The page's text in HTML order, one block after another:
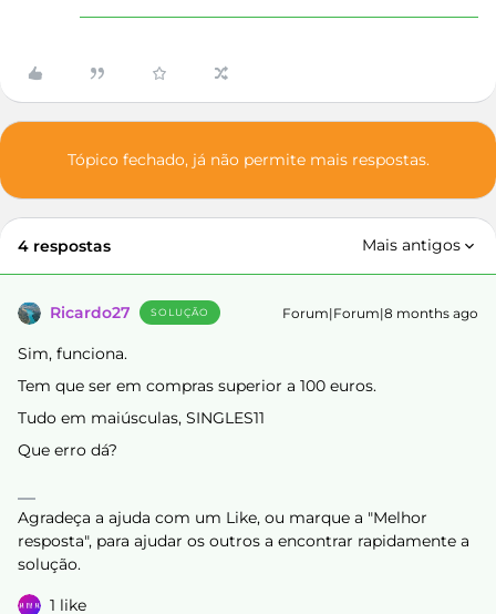
Tópico fechado, já não permite mais respostas.
4 respostas Mais antigos
Ricardo27 SOLUÇÃO Forum|Forum|8 months ago
Sim, funciona.
Tem que ser em compras superior a 100 euros.
Tudo em maiúsculas, SINGLES11
Que erro dá?
Agradeça a ajuda com um Like, ou marque a "Melhor
resposta", para ajudar os outros a encontrar rapidamente a
solução.
1 like